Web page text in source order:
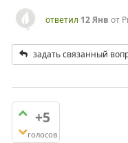
ответил 12 Янв от
задать связанный
+5
голосов